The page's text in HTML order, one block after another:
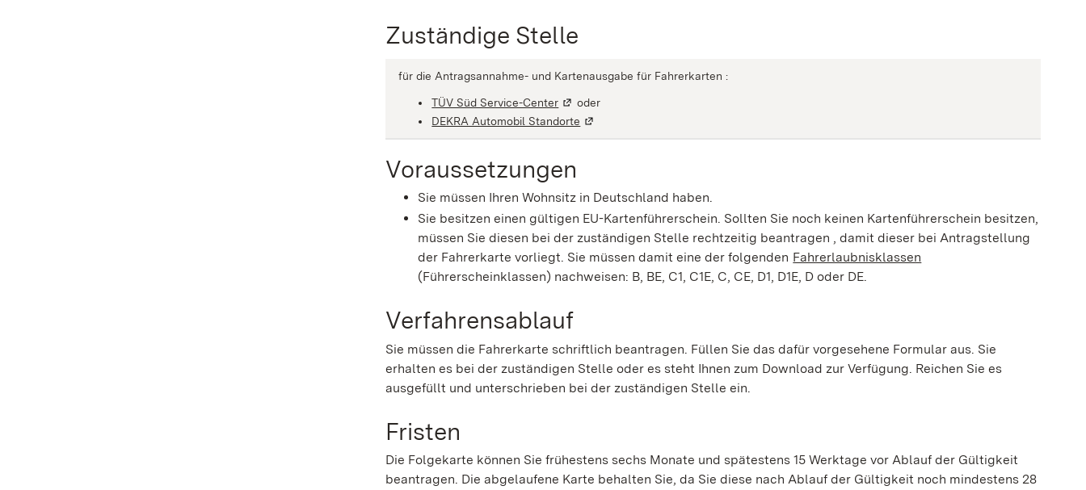
Zuständige Stelle
für die Antragsannahme- und Kartenausgabe für Fahrerkarten :
TÜV Süd Service-Center (Wird in einem neuen Fenster geöffnet)
oder
DEKRA Automobil Standorte (Wird in einem neuen Fenster geöffnet)
Voraussetzungen
Sie müssen Ihren Wohnsitz in Deutschland haben.
Sie besitzen einen gültigen EU-Kartenführerschein. Sollten Sie noch keinen Kartenführerschein besitzen,
müssen Sie diesen bei der zuständigen Stelle rechtzeitig beantragen , damit dieser bei Antragstellung
der Fahrerkarte vorliegt. Sie müssen damit eine der folgenden Fahrerlaubnisklassen
(Führerscheinklassen) nachweisen: B, BE, C1, C1E, C, CE, D1, D1E, D oder DE.
Verfahrensablauf
Sie müssen die Fahrerkarte schriftlich beantragen. Füllen Sie das dafür vorgesehene Formular aus. Sie
erhalten es bei der zuständigen Stelle oder es steht Ihnen zum Download zur Verfügung. Reichen Sie es
ausgefüllt und unterschrieben bei der zuständigen Stelle ein.
Fristen
Die Folgekarte können Sie frühestens sechs Monate und spätestens 15 Werktage vor Ablauf der Gültigkeit
beantragen. Die abgelaufene Karte behalten Sie, da Sie diese nach Ablauf der Gültigkeit noch mindestens 28